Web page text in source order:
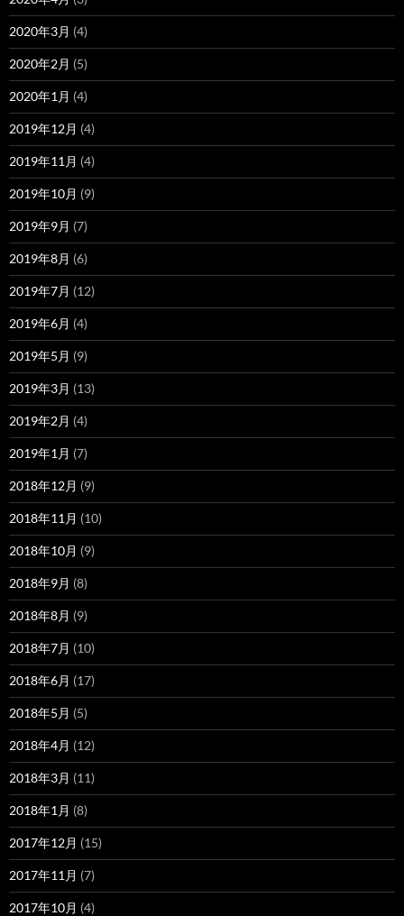
2020年3月 (4)
2020年2月 (5)
2020年1月 (4)
2019年12月 (4)
2019年11月 (4)
2019年10月 (9)
2019年9月 (7)
2019年8月 (6)
2019年7月 (12)
2019年6月 (4)
2019年5月 (9)
2019年3月 (13)
2019年2月 (4)
2019年1月 (7)
2018年12月 (9)
2018年11月 (10)
2018年10月 (9)
2018年9月 (8)
2018年8月 (9)
2018年7月 (10)
2018年6月 (17)
2018年5月 (5)
2018年4月 (12)
2018年3月 (11)
2018年1月 (8)
2017年12月 (15)
2017年11月 (7)
2017年10月 (4)